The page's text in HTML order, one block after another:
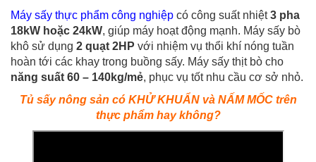
Máy sấy thực phẩm công nghiệp có công suất nhiệt3 pha
18kW hoặc 24kW, giúp máy hoạt động mạnh. Máy sấy bò
khô sử dụng 2 quạt 2HP với nhiệm vụ thổi khí nóng tuần
hoàn tới các khay trong buồng sấy. Máy sấy thịt bò cho
năng suất 60 – 140kg/mẻ, phục vụ tốt nhu cầu cơ sở nhỏ.
Tủ sấy nông sản có KHỬ KHUẨN và NẤM MỐC trên
thực phẩm hay không?